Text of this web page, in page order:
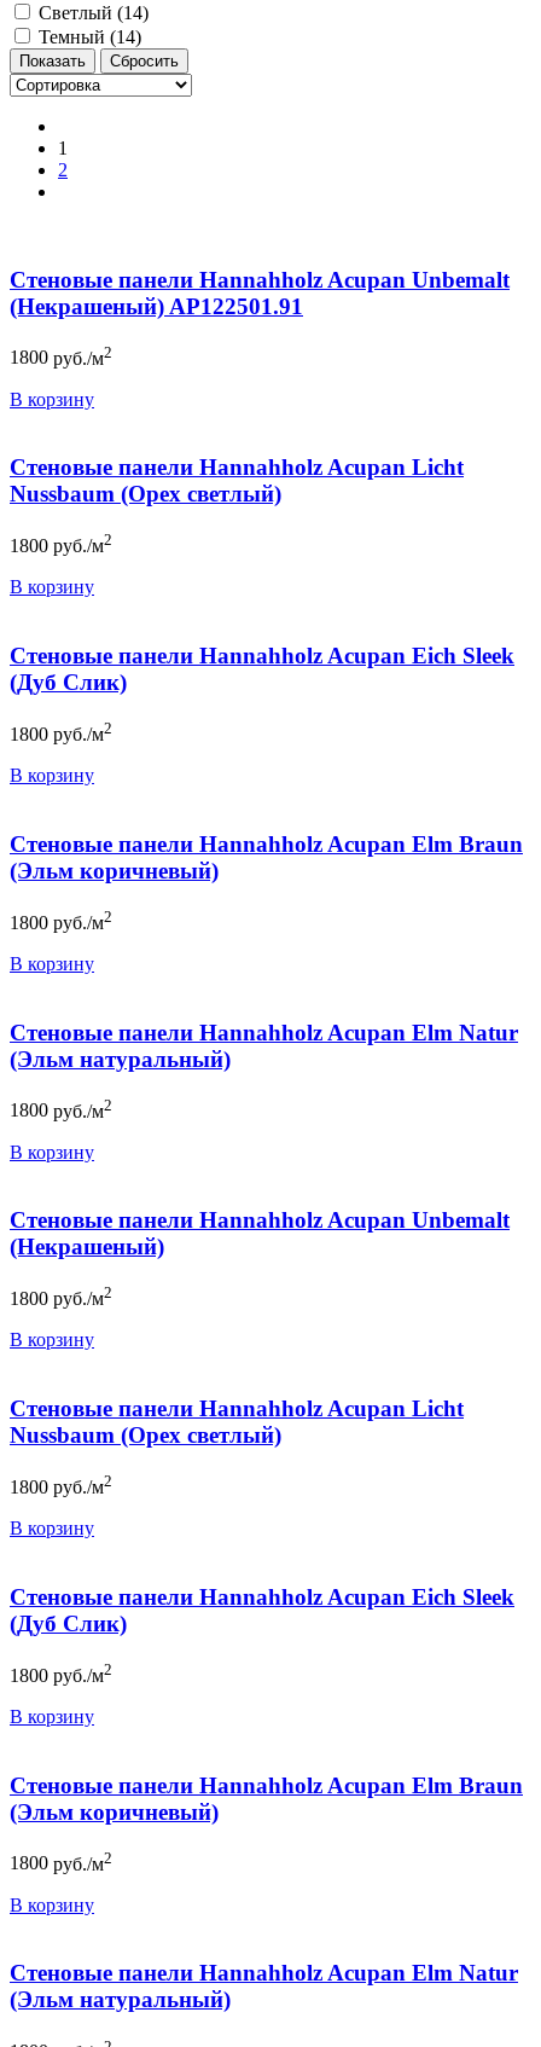
Светлый (14)
Темный (14)
1
2
Стеновые панели Hannahholz Acupan Unbemalt
(Некрашеный) AP122501.91
1800 руб./м2
В корзину
Стеновые панели Hannahholz Acupan Licht
Nussbaum (Орех светлый)
1800 руб./м2
В корзину
Стеновые панели Hannahholz Acupan Eich Sleek
(Дуб Слик)
1800 руб./м2
В корзину
Стеновые панели Hannahholz Acupan Elm Braun
(Эльм коричневый)
1800 руб./м2
В корзину
Стеновые панели Hannahholz Acupan Elm Natur
(Эльм натуральный)
1800 руб./м2
В корзину
Стеновые панели Hannahholz Acupan Unbemalt
(Некрашеный)
1800 руб./м2
В корзину
Стеновые панели Hannahholz Acupan Licht
Nussbaum (Орех светлый)
1800 руб./м2
В корзину
Стеновые панели Hannahholz Acupan Eich Sleek
(Дуб Слик)
1800 руб./м2
В корзину
Стеновые панели Hannahholz Acupan Elm Braun
(Эльм коричневый)
1800 руб./м2
В корзину
Стеновые панели Hannahholz Acupan Elm Natur
(Эльм натуральный)